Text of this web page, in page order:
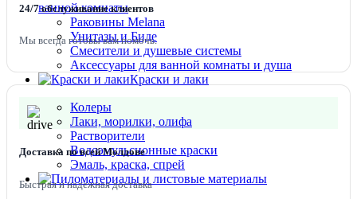
ванной комнаты
Раковины Melana
Унитазы и Биде
Смесители и душевые системы
Аксессуары для ванной комнаты и душа
Краски и лаки
Колеры
Лаки, морилки, олифа
Растворители
Водоэмульсионные краски
Эмаль, краска, спрей
24/7 обслуживание клиентов
Мы всегда готовы вам помочь.
Доставка по всей Молдове
Быстрая и надежная доставка